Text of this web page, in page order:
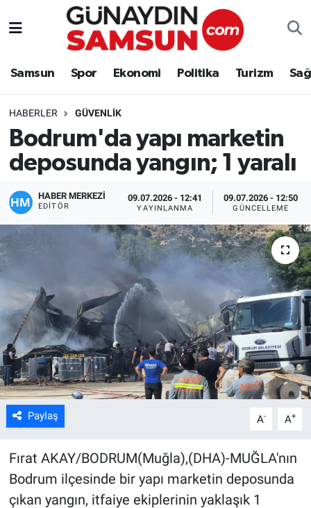
Samsun Spor Ekonomi Politika Turizm
HABERLER GÜVENLIK
Bodrum'da yapı marketin
deposunda yangın; 1 yaralı
HABER MERKEZİ
EDITÖR
09.07.2026 - 12:41
YAYINLANMA
09.07.2026 - 12:50
GÜNCELLEME
Paylaş A- A+
Fırat AKAY/BODRUM(Muğla),(DHA)-MUĞLA'nın
Bodrum ilçesinde bir yapı marketin deposunda
çıkan yangın, itfaiye ekiplerinin yaklaşık 1
Samsun
Politika
Turizm
Yaşam
Kültür Sanat
Bilim ve Teknoloji
Genel
Nöbetçi Eczaneler
Süper Lig Puan Durumu ve Fikstür
Tüm Manşetler
Son Dakika Haberleri